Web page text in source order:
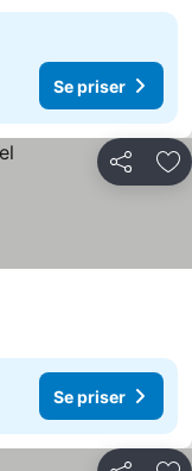
Se priser
Dela
Se priser